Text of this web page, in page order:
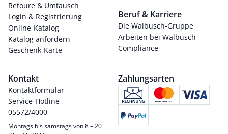
Retoure & Umtausch
Login & Registrierung
Online-Katalog
Katalog anfordern
Geschenk-Karte
Beruf & Karriere
Die Walbusch-Gruppe
Arbeiten bei Walbusch
Compliance
Kontakt
Kontaktformular
Service-Hotline
05572/4000
Montags bis samstags von 8 – 20
Zahlungsarten